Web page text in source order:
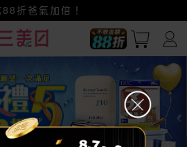
換好禮~立即換GO~
~美幣+全點折上折超划算
88折爸氣加倍！